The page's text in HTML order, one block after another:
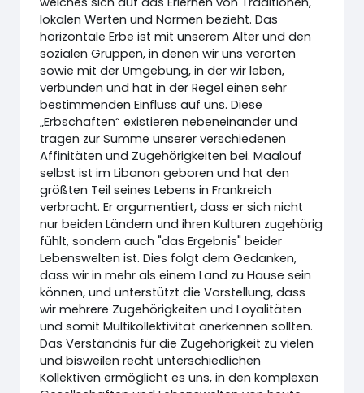
lokalen Werten und Normen bezieht. Das
horizontale Erbe ist mit unserem Alter und den
sozialen Gruppen, in denen wir uns verorten
sowie mit der Umgebung, in der wir leben,
verbunden und hat in der Regel einen sehr
bestimmenden Einfluss auf uns. Diese
„Erbschaften“ existieren nebeneinander und
tragen zur Summe unserer verschiedenen
Affinitäten und Zugehörigkeiten bei. Maalouf
selbst ist im Libanon geboren und hat den
größten Teil seines Lebens in Frankreich
verbracht. Er argumentiert, dass er sich nicht
nur beiden Ländern und ihren Kulturen zugehörig
fühlt, sondern auch "das Ergebnis" beider
Lebenswelten ist. Dies folgt dem Gedanken,
dass wir in mehr als einem Land zu Hause sein
können, und unterstützt die Vorstellung, dass
wir mehrere Zugehörigkeiten und Loyalitäten
und somit Multikollektivität anerkennen sollten.
Das Verständnis für die Zugehörigkeit zu vielen
und bisweilen recht unterschiedlichen
Kollektiven ermöglicht es uns, in den komplexen